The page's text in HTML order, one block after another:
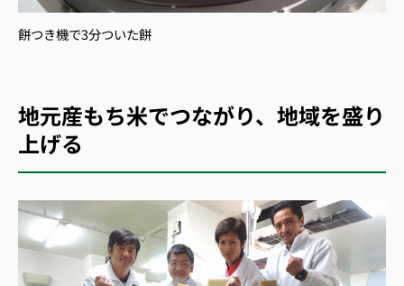
餅つき機で3分ついた餅
地元産もち米でつながり、地域を盛り
上げる